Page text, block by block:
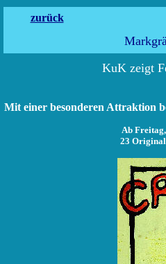
zurück
KuK zeigt
Mit einer besonderen Attraktion
Ab
23